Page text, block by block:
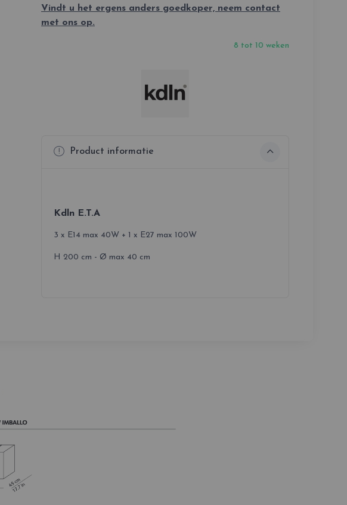
Vindt u het ergens anders goedkoper, neem contact
met ons op.
8 tot 10 weken
Product informatie
Kdln E.T.A
3 x E14 max 40W + 1 x E27 max 100W
H 200 cm - Ø max 40 cm